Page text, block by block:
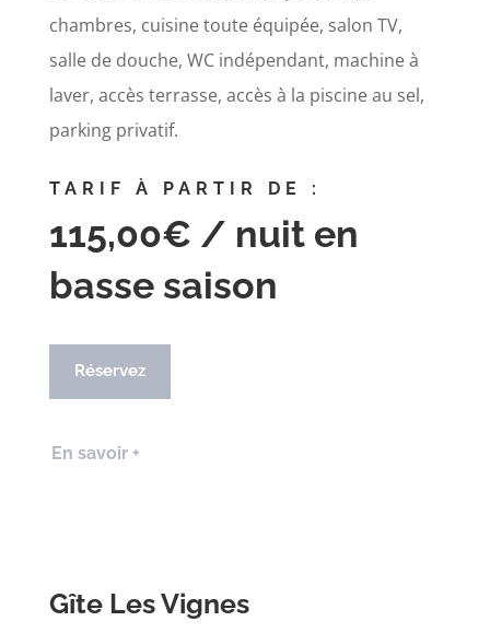
chambres, cuisine toute équipée, salon TV,
salle de douche, WC indépendant, machine à
laver, accès terrasse, accès à la piscine au sel,
parking privatif.
TARIF À PARTIR DE :
115,00€ / nuit en
basse saison
Réservez
En savoir +
Gîte Les Vignes